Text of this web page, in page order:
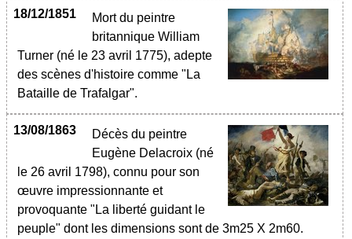
18/12/1851
Mort du peintre
britannique William
Turner (né le 23 avril 1775), adepte
des scènes d'histoire comme "La
Bataille de Trafalgar".
13/08/1863
Décès du peintre
Eugène Delacroix (né
le 26 avril 1798), connu pour son
œuvre impressionnante et
provoquante "La liberté guidant le
peuple" dont les dimensions sont de 3m25 X 2m60.